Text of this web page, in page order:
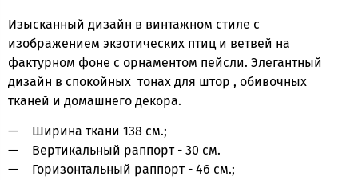
Изысканный дизайн в винтажном стиле с
изображением экзотических птиц и ветвей на
фактурном фоне с орнаментом пейсли. Элегантный
дизайн в спокойных тонах для штор , обивочных
тканей и домашнего декора.
Ширина ткани 138 см.;
Вертикальный раппорт - 30 см.
Горизонтальный раппорт - 46 см.;